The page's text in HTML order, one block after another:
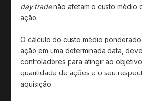
day tradenão afetam o custo médio
ação.
O cálculo do custo médio
ação em uma determinada data,
controladores para atingir ao
quantidade de ações e o seu
aquisição.